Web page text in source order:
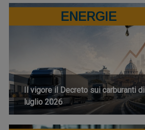
ENERGIE
Il vigore il Decreto sui carburanti di
luglio 2026